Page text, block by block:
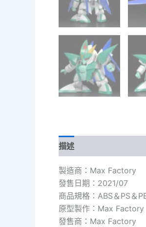
描述
製造商：Max Factory
發售日期：2021/07
商品規格：ABS＆PS＆
原型製作：Max Factory
發售商：Max Factory